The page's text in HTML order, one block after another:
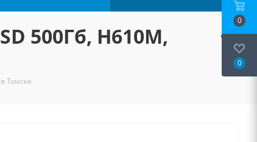
500Гб, H610M,
Томске
0
0